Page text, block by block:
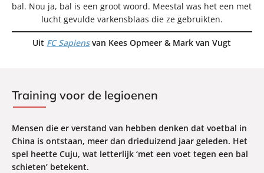
bal. Nou ja, bal is een groot woord. Meestal was het een met
lucht gevulde varkensblaas die ze gebruikten.
Uit FC Sapiensvan Kees Opmeer & Mark van Vugt
Training voor de legioenen
Mensen die er verstand van hebben denken dat voetbal in
China is ontstaan, meer dan drieduizend jaar geleden. Het
spel heette Cuju, wat letterlijk ‘met een voet tegen een bal
schieten’ betekent.